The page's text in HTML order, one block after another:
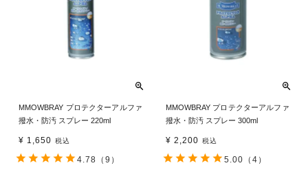
MMOWBRAY プロテクターアルファ
撥水・防汚 スプレー 220ml
¥ 1,650 税込
4.78 （9）
MMOWBRAY プロテクターアルファ
撥水・防汚 スプレー 300ml
¥ 2,200 税込
5.00 （4）